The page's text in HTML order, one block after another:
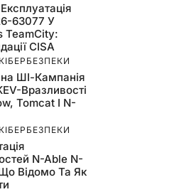
63077 У
TeamCity:
CISA
ШІ-Кампанія
Вразливості
Tomcat І N-
N-Able N-
Відомо Та Як